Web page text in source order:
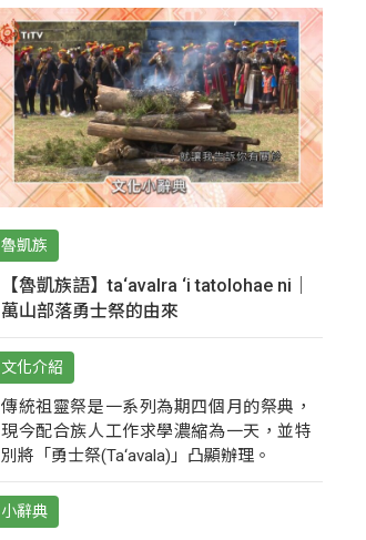
魯凱族
【魯凱族語】ta‘avalra ‘i tatolohae ni｜
萬山部落勇士祭的由來
文化介紹
傳統祖靈祭是一系列為期四個月的祭典，
現今配合族人工作求學濃縮為一天，並特
別將「勇士祭(Ta‘avala)」凸顯辦理。
小辭典